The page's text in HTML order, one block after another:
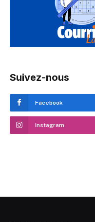
Suivez-nous
Facebook
Instagram